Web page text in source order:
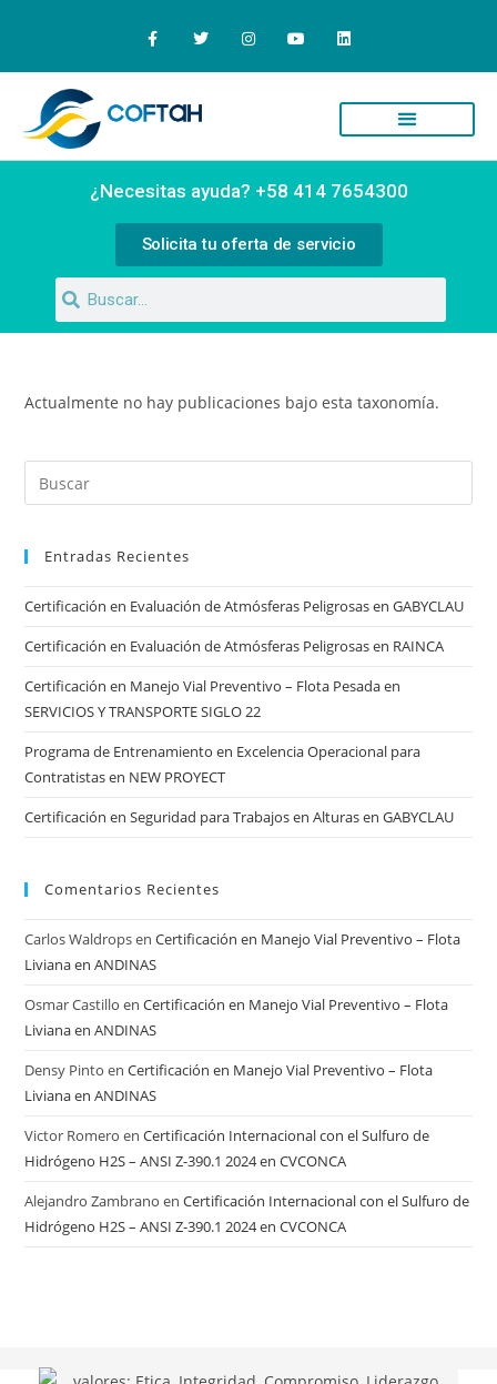
¿Necesitas ayuda? +58 414 7654300
Solicita tu oferta de servicio
Actualmente no hay publicaciones bajo esta taxonomía.
Entradas Recientes
Certificación en Evaluación de Atmósferas Peligrosas en GABYCLAU
Certificación en Evaluación de Atmósferas Peligrosas en RAINCA
Certificación en Manejo Vial Preventivo – Flota Pesada en
SERVICIOS Y TRANSPORTE SIGLO 22
Programa de Entrenamiento en Excelencia Operacional para
Contratistas en NEW PROYECT
Certificación en Seguridad para Trabajos en Alturas en GABYCLAU
Comentarios Recientes
Carlos WaldropsenCertificación en Manejo Vial Preventivo – Flota
Liviana en ANDINAS
Osmar Castillo enCertificación en Manejo Vial Preventivo – Flota
Liviana en ANDINAS
Densy Pinto enCertificación en Manejo Vial Preventivo – Flota
Liviana en ANDINAS
Victor Romero enCertificación Internacional con el Sulfuro de
Hidrógeno H2S – ANSI Z-390.1 2024 en CVCONCA
Alejandro Zambrano enCertificación Internacional con el Sulfuro de
Hidrógeno H2S – ANSI Z-390.1 2024 en CVCONCA